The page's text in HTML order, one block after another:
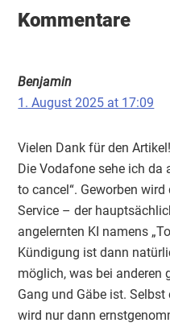
Interaktionen
Kommentare
Benjamin
1. August 2025 at 17:09
Vielen Dank für den Artikel!
Die Vodafone sehe ich da
to cancel“. Geworben
Service – der
angelernten KI namens
Kündigung ist dann
möglich, was bei anderen
Gang und Gäbe ist.
wird nur dann